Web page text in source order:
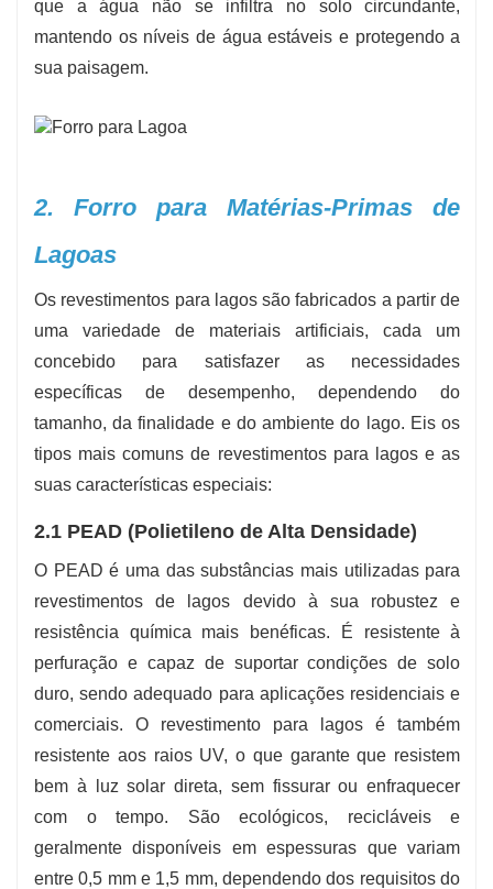
apoiados por certificações internacionais como
a ISO9001, CE e SGS.
Entre em contacto connosco hoje para
orçamento personalizado para a sua aplicação
que a água não se infiltra no solo circundante,
mantendo os níveis de água estáveis e protegendo a
sua paisagem.
2. Forro para Matérias-Primas de
Lagoas
Os revestimentos para lagos são fabricados a partir de
uma variedade de materiais artificiais, cada um
concebido para satisfazer as necessidades
específicas de desempenho, dependendo do
tamanho, da finalidade e do ambiente do lago. Eis os
tipos mais comuns de revestimentos para lagos e as
suas características especiais:
2.1 PEAD (Polietileno de Alta Densidade)
O PEAD é uma das substâncias mais utilizadas para
revestimentos de lagos devido à sua robustez e
resistência química mais benéficas. É resistente à
perfuração e capaz de suportar condições de solo
duro, sendo adequado para aplicações residenciais e
comerciais. O revestimento para lagos é também
resistente aos raios UV, o que garante que resistem
bem à luz solar direta, sem fissurar ou enfraquecer
com o tempo. São ecológicos, recicláveis e
geralmente disponíveis em espessuras que variam
entre 0,5 mm e 1,5 mm, dependendo dos requisitos do